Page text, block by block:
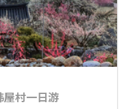
村一日游